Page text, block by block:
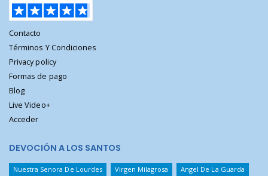
Contacto
Términos Y Condiciones
Privacy policy
Formas de pago
Blog
Live Video+
Acceder
DEVOCIÓN A LOS SANTOS
Nuestra Senora De Lourdes Virgen Milagrosa Angel De La Guarda